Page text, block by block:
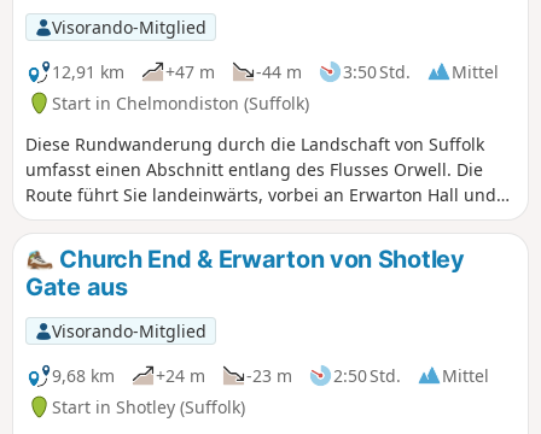
Visorando-Mitglied
12,91 km
+47 m -44 m 3:50 Std.
Mittel
Start in Chelmondiston (Suffolk)
Diese Rundwanderung durch die Landschaft von Suffolk
umfasst einen Abschnitt entlang des Flusses Orwell. Die
Route führt Sie landeinwärts, vorbei an Erwarton Hall und
der schönen Kirche in Church End bis zum Ufer des Orwell,
von wo aus Sie die Felixstowe Docks sehen können. Die
Wanderung führt dann entlang des Orwell in Richtung
Norden auf dem „Stour and Orwell Walk“.
Church End & Erwarton von Shotley
Gate aus
Visorando-Mitglied
9,68 km
+24 m -23 m 2:50 Std.
Mittel
Start in Shotley (Suffolk)